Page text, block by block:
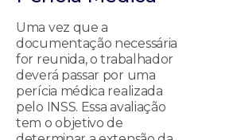
Uma vez que a
documentação necessária
for reunida, o trabalhador
deverá passar por uma
perícia médica realizada
pelo INSS. Essa avaliação
tem o objetivo de